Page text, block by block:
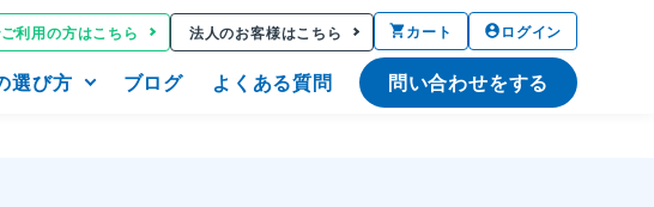
利用の方はこちら 法人のお客様はこちら カート ログイン
選び方 ブログ よくある質問 問い合わせをする